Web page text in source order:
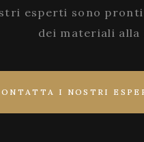
esperti sono
dei materiali
I NOSTRI